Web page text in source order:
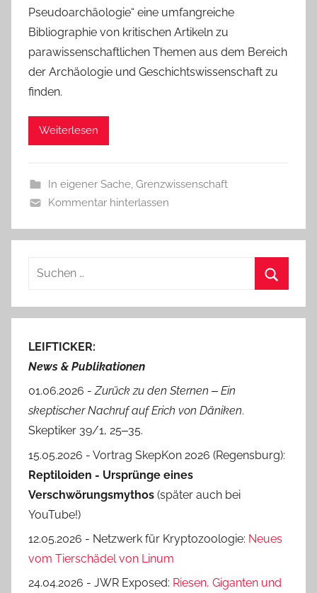
Pseudoarchäologie“ eine umfangreiche
Bibliographie von kritischen Artikeln zu
parawissenschaftlichen Themen aus dem Bereich
der Archäologie und Geschichtswissenschaft zu
finden.
Weiterlesen
In eigener Sache, Grenzwissenschaft
Kommentar hinterlassen
Suchen
LEIFTICKER:
News & Publikationen
01.06.2026 -Zurück zu den Sternen ‒ Ein
skeptischer Nachruf auf Erich von Däniken.
Skeptiker 39/1, 25‒35.
15.05.2026 - Vortrag SkepKon 2026 (Regensburg):
Reptiloiden - Ursprünge eines
Verschwörungsmythos (später auch bei
YouTube!)
12.05.2026 - Netzwerk für Kryptozoologie: Neues
vom Tierschädel von Linum
24.04.2026 - JWR Exposed: Riesen, Giganten und